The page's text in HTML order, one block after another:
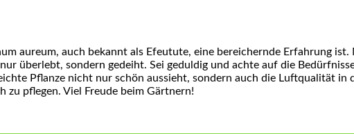
aureum,⁤ auch bekannt als Efeutute, eine bereichernde Erfahrung
überlebt, sondern gedeiht. Sei ‌geduldig und achte auf die
Pflanze nicht nur schön​ aussieht, sondern auch die Luftqualität in⁤
zu pflegen. Viel Freude beim Gärtnern!